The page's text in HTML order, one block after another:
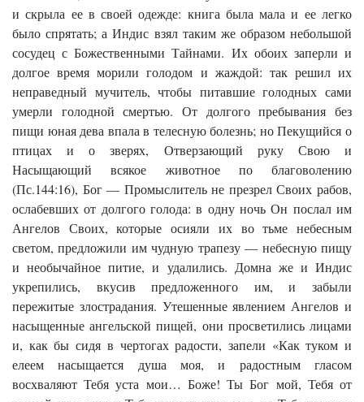
и скрыла ее в своей одежде: книга была мала и ее легко
было спрятать; а Индис взял таким же образом небольшой
сосудец с Божественными Тайнами. Их обоих заперли и
долгое время морили голодом и жаждой: так решил их
неправедный мучитель, чтобы питавшие голодных сами
умерли голодной смертью. От долгого пребывания без
пищи юная дева впала в телесную болезнь; но Пекущийся о
птицах и о зверях, Отверзающий руку Свою и
Насыщающий всякое животное по благоволению
(Пс.144:16), Бог — Промыслитель не презрел Своих рабов,
ослабевших от долгого голода: в одну ночь Он послал им
Ангелов Своих, которые осияли их во тьме небесным
светом, предложили им чудную трапезу — небесную пищу
и необычайное питие, и удалились. Домна же и Индис
укрепились, вкусив предложенного им, и забыли
пережитые злострадания. Утешенные явлением Ангелов и
насыщенные ангельской пищей, они просветились лицами
и, как бы сидя в чертогах радости, запели «Как туком и
елеем насыщается душа моя, и радостным гласом
восхваляют Тебя уста мои… Боже! Ты Бог мой, Тебя от